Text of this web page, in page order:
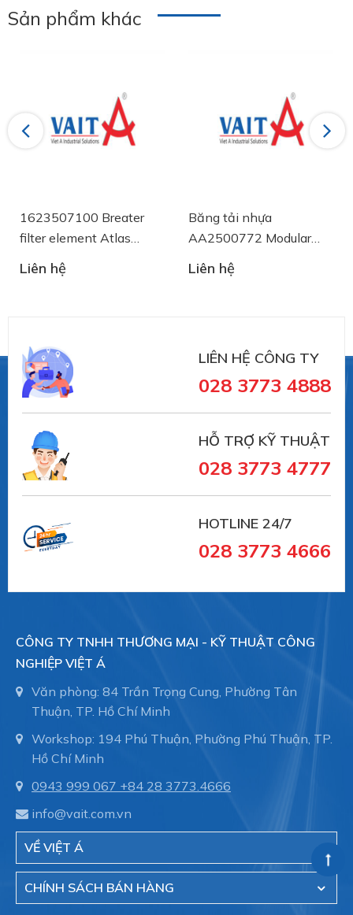
Sản phẩm khác
Previous
Breater
element Atlas
hệ
Băng tải nhựa
AA2500772 Modular
Belt System Plast
Liên hệ
Next
LIÊN HỆ CÔNG TY
028 3773 4888
HỖ TRỢ KỸ THUẬT
028 3773 4777
HOTLINE 24/7
028 3773 4666
CÔNG TY TNHH THƯƠNG MẠI - KỸ THUẬT CÔNG
NGHIỆP VIỆT Á
Văn phòng: 84 Trần Trọng Cung, Phường Tân
Thuận, TP. Hồ Chí Minh
Workshop: 194 Phú Thuận, Phường Phú Thuận, TP.
Hồ Chí Minh
0943 999 067 +84 28 3773.4666
info@vait.com.vn
VỀ VIỆT Á
CHÍNH SÁCH BÁN HÀNG